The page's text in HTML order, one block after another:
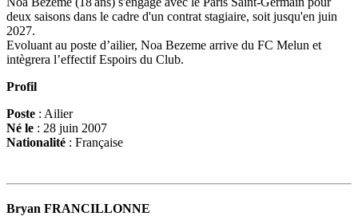
deux saisons dans le cadre d'un contrat stagiaire, soit jusqu'en juin
2027.
Evoluant au poste d’ailier, Noa Bezeme arrive du FC Melun et
intègrera l’effectif Espoirs du Club.
Profil
Poste : Ailier
Né le : 28 juin 2007
Nationalité : Française
Bryan FRANCILLONNE